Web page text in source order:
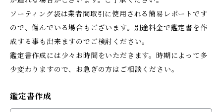
ソーティング袋は業者間取引に使用される簡易レポートです
ので、傷んでいる場合もございます。別途料金で鑑定書を作
成する事も出来ますのでご検討ください。
鑑定書作成には少々お時間をいただきます。時期によって多
少変わりますので、お急ぎの方はご相談ください。
鑑定書作成